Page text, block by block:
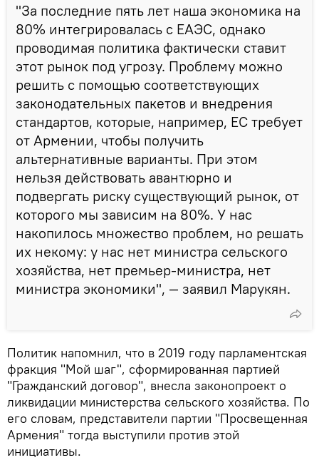
"За последние пять лет наша экономика на
80% интегрировалась с ЕАЭС, однако
проводимая политика фактически ставит
этот рынок под угрозу. Проблему можно
решить с помощью соответствующих
законодательных пакетов и внедрения
стандартов, которые, например, ЕС требует
от Армении, чтобы получить
альтернативные варианты. При этом
нельзя действовать авантюрно и
подвергать риску существующий рынок, от
которого мы зависим на 80%. У нас
накопилось множество проблем, но решать
их некому: у нас нет министра сельского
хозяйства, нет премьер-министра, нет
министра экономики", — заявил Марукян.
Политик напомнил, что в 2019 году парламентская
фракция "Мой шаг", сформированная партией
"Гражданский договор", внесла законопроект о
ликвидации министерства сельского хозяйства. По
его словам, представители партии "Просвещенная
Армения" тогда выступили против этой
инициативы.